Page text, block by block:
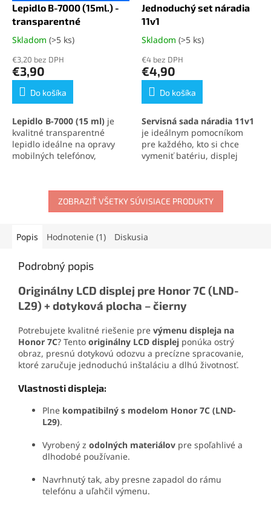
Lepidlo B-7000 (15ml.) -
transparentné
Priemerné
produktu
je
5,0
hviezdičiek.
Skladom (>5 ks)
€3,20 bez DPH
€3,90
Do košíka
Lepidlo B-7000 (15 ml) je
kvalitné transparentné
lepidlo ideálne na opravy
mobilných telefónov,
no pružný spoj, ktorý
odoláva otrasom, vode aj
oderu. Vďaka presnej
jednoducho nanáša aj na
Jednoduchý set náradia
11v1
Priemerné
produktu
je
5,0
hviezdičiek.
Skladom (>5 ks)
€4 bez DPH
€4,90
Do košíka
Servisná sada náradia 11v1
je ideálnym pomocníkom
pre každého, kto si chce
vymeniť batériu, displej
Obsahuje skrutkovače,
otváracie nástroje, prísavku
aj vyberač SIM karty. Vďaka
demontáž mobilu aj v
ZOBRAZIŤ VŠETKY SÚVISIACE PRODUKTY
Popis Hodnotenie (1) Diskusia
Podrobný popis
Originálny LCD displej pre Honor 7C (LND-
L29) + dotyková plocha – čierny
Potrebujete kvalitné riešenie pre výmenu displeja na
Honor 7C? Tento originálny LCD displej ponúka ostrý
obraz, presnú dotykovú odozvu a precízne spracovanie,
ktoré zaručuje jednoduchú inštaláciu a dlhú životnosť.
Vlastnosti displeja:
Plne kompatibilný s modelom Honor 7C (LND-
L29).
Vyrobený z odolných materiálov pre spoľahlivé a
dlhodobé používanie.
Navrhnutý tak, aby presne zapadol do rámu
telefónu a uľahčil výmenu.